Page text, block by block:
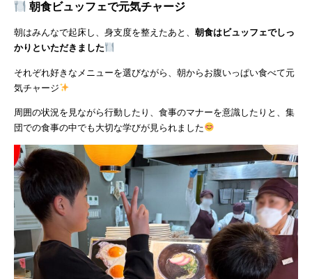
朝食ビュッフェで元気チャージ
朝はみんなで起床し、身支度を整えたあと、 朝食はビュッフェでしっ
かりといただきました
それぞれ好きなメニューを選びながら、朝からお腹いっぱい食べて元
気チャージ
周囲の状況を見ながら行動したり、食事のマナーを意識したりと、集
団での食事の中でも大切な学びが見られました